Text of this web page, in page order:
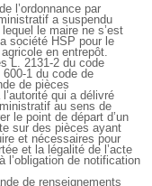
l’ordonnance par
a suspendu
le maire ne s’est
société HSP pour le
en entrepôt.
L. 2131-2 du code
1 du code de
de pièces
qui a délivré
au sens de
le point de départ d’un
sur des pièces ayant
et nécessaires pour
et la légalité de l’acte
l’obligation de notification
de renseignements